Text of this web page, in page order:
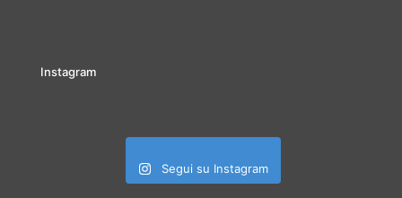
Instagram
Segui su Instagram